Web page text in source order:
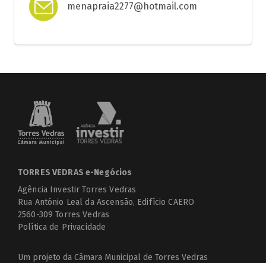
menapraia2277@hotmail.com
TORRES VEDRAS e-Negócios
Agência Investir Torres Vedras
Rua António Leal da Ascensão, Edifício CAERO
2560-309 Torres Vedras
Política de Privacidade
Um projeto da Câmara Municipal de Torres Vedras